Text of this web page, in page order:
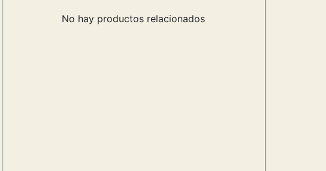
No hay productos relacionados